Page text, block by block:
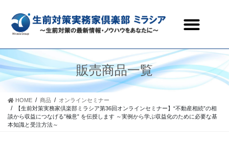
販売商品一覧
HOME 商品
オンラインセミナー
【生前対策実務家倶楽部ミラシア第36回オンラインセミナー】“不動産相続”の相
談から収益につなげる”極意” を伝授します ～実例から学ぶ収益化のために必要な基
本知識と受注方法～